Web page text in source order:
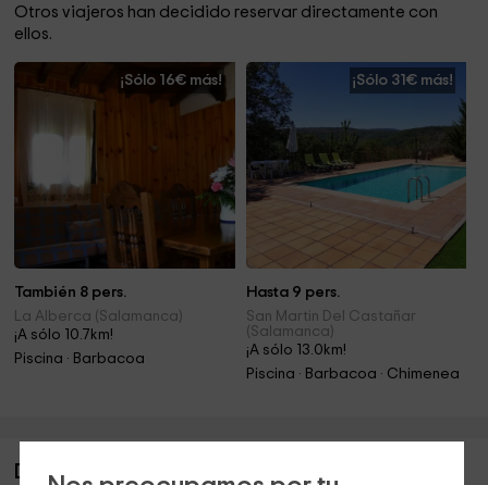
Otros viajeros han decidido reservar directamente con
ellos.
¡Sólo 16€ más!
También 8 pers.
La Alberca (Salamanca)
¡A sólo 10.7km!
Piscina · Barbacoa
¡Sólo 31€ más!
Hasta 9 pers.
San Martin Del Castañar
(Salamanca)
¡A sólo 13.0km!
Piscina · Barbacoa · Chimenea
Descripción de Casa Rural La Jurdana I